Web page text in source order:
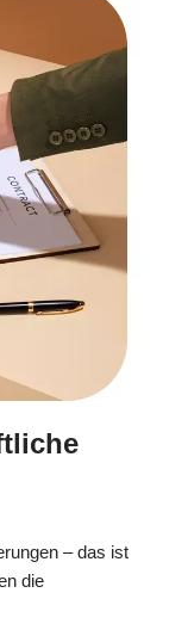
– das ist
die